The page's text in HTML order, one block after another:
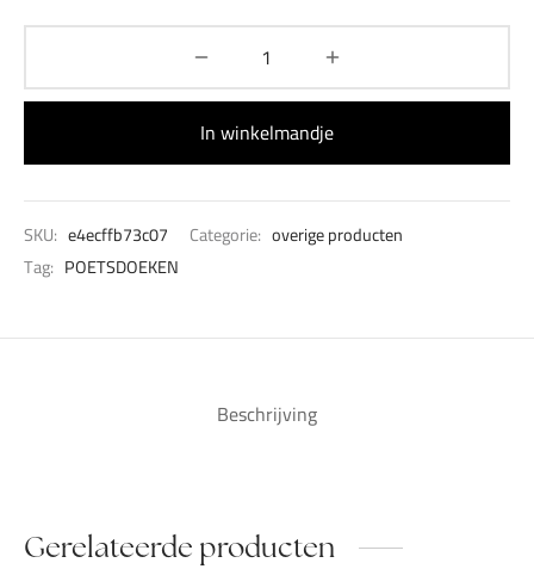
In winkelmandje
SKU: e4ecffb73c07 Categorie: overige producten
Tag: POETSDOEKEN
Beschrijving
Gerelateerde producten